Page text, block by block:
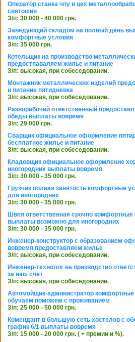
Оператор станка чпу в цех
святошин
З/п: 30 000 - 40 000 грн.
Заведующий складом на полный день
комфортные условия
З/п: 35 000 грн.
Котельщик на производство
предостпаваляем жилье и питание
З/п: высокая, при собеседовании.
Монтажник металлических изделий
и питание пятидневка
З/п: высокая, при собеседовании.
Разнорабочий ответственный
обеды выплаты вовремя
З/п: 29 000 грн.
Сварщик официальное оформление
бесплатное жилье и питание
З/п: высокая, при собеседовании.
Кладовщик официальное оформление
иногородних выплаты вовремя
З/п: 30 000 - 35 000 грн.
Грузчик полная занятость комфортные
для иногородних
З/п: 30 000 - 35 000 грн.
Швея ответственная срочно
выплаты возможно для иногородних
З/п: 30 000 - 35 000 грн.
Инженер-конструктор с образованием
вовремя предоставляем жилье
З/п: высокая, при собеседовании.
Инженер-технолог на призводство
за наш счет
З/п: высокая, при собеседовании.
Автомойщик-администратор комфортные
обучаем поможем с проживанием
З/п: 25 000 - 50 000 грн.
Комендант в большую сеть хостелов с
график 6/1 выплаты вовремя
З/п: 15 000 - 20 000 грн. ( + премии и %).